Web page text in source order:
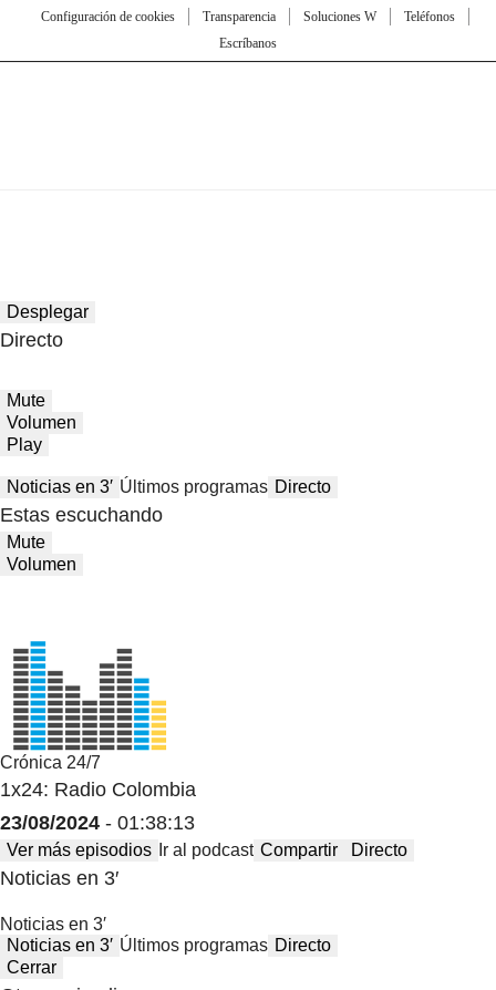
Configuración de cookies
Transparencia Soluciones W
Teléfonos
Escríbanos
Desplegar
Directo
Mute
Volumen
Play
Noticias en 3′ Últimos programas Directo
Estas escuchando
Mute
Volumen
Crónica 24/7
1x24: Radio Colombia
23/08/2024 - 01:38:13
Ver más episodios Ir al podcast Compartir Directo
Noticias en 3′
Noticias en 3′
Noticias en 3′ Últimos programas Directo
Cerrar